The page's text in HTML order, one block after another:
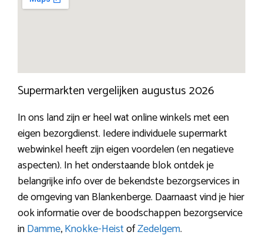
Supermarkten vergelijken augustus 2026
In ons land zijn er heel wat online winkels met een
eigen bezorgdienst. Iedere individuele supermarkt
webwinkel heeft zijn eigen voordelen (en negatieve
aspecten). In het onderstaande blok ontdek je
belangrijke info over de bekendste bezorgservices in
de omgeving van Blankenberge. Daarnaast vind je hier
ook informatie over de boodschappen bezorgservice
inDamme,Knokke-HeistofZedelgem.